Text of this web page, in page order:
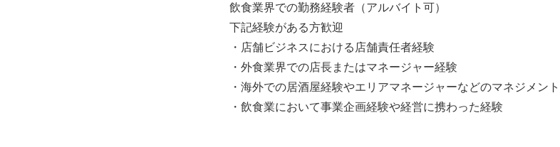
飲食業界での勤務経験者（アルバイト可）
下記経験がある方歓迎
・店舗ビジネスにおける店舗責任者経験
・外食業界での店長またはマネージャー経験
・海外での居酒屋経験やエリアマネージャーなどのマネジメン
・飲食業において事業企画経験や経営に携わった経験